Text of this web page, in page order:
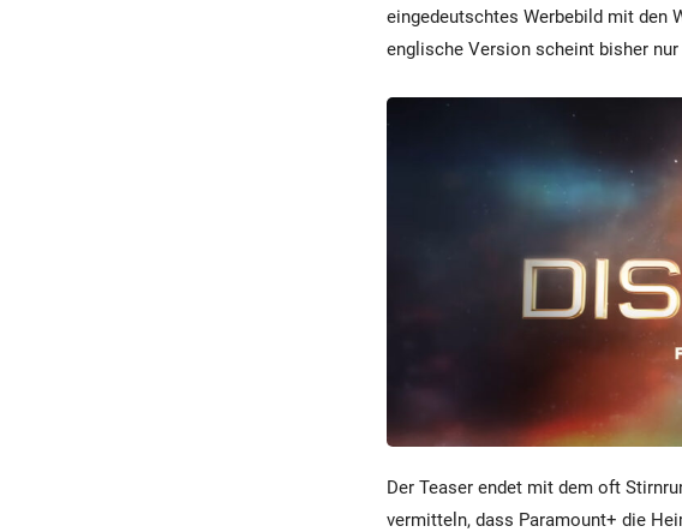
eingedeutschtes Werbebild mit den
englische Version scheint bisher nur
Der Teaser endet mit dem oft
vermitteln, dass Paramount+ die